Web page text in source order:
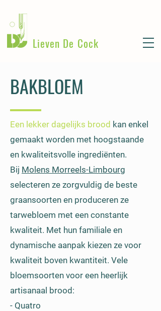
Lieven De Cock
BAKBLOEM
Een lekker dagelijks brood kan enkel
gemaakt worden met hoogstaande
en kwaliteitsvolle ingrediënten.
Bij Molens Morreels-Limbourg
selecteren ze zorgvuldig de beste
graansoorten en produceren ze
tarwebloem met een constante
kwaliteit. Met hun familiale en
dynamische aanpak kiezen ze voor
kwaliteit boven kwantiteit. Vele
bloemsoorten voor een heerlijk
artisanaal brood:
- Quatro